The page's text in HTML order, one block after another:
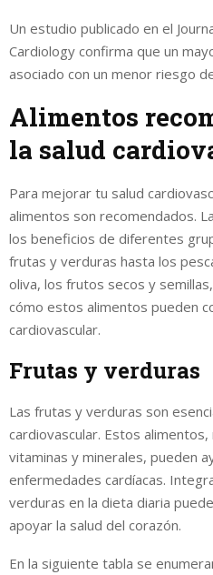
Un estudio publicado en el
Cardiology confirma que un
asociado con un menor riesgo
Alimentos
la salud
Para mejorar tu salud
alimentos son recomendados.
los beneficios de diferentes
frutas y verduras hasta los
oliva, los frutos secos y
cómo estos alimentos pueden
cardiovascular.
Frutas y verduras
Las frutas y verduras son
cardiovascular. Estos
vitaminas y minerales, pueden
enfermedades cardíacas.
verduras en la dieta diaria
apoyar la salud del corazón.
En la siguiente tabla se